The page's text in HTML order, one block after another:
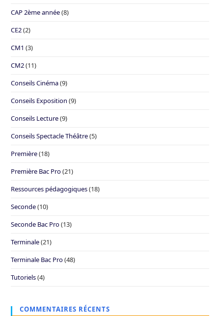
CAP 2ème année(8)
CE2(2)
CM1 (3)
CM2(11)
Conseils Cinéma(9)
Conseils Exposition (9)
Conseils Lecture(9)
Conseils Spectacle Théâtre(5)
Première(18)
Première Bac Pro(21)
Ressources pédagogiques(18)
Seconde(10)
Seconde Bac Pro(13)
Terminale(21)
Terminale Bac Pro(48)
Tutoriels(4)
COMMENTAIRES RÉCENTS